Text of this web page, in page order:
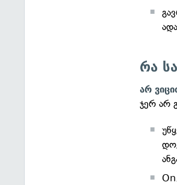
რა
არ
ჯერ არ